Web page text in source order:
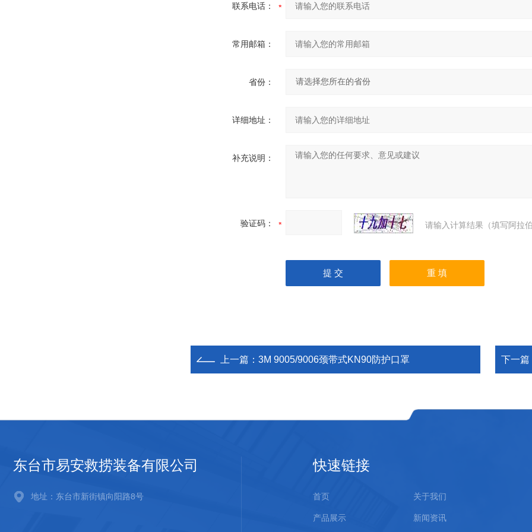
联系电话：
常用邮箱：
省份：
详细地址：
补充说明：
验证码： 请输入计算结果（填写阿拉
上一篇： 3M 9005/9006颈带式KN90防护口罩 下一篇
东台市易安救捞装备有限公司
地址：东台市新街镇向阳路8号
快速链接
首页 关于我们
产品展示 新闻资讯